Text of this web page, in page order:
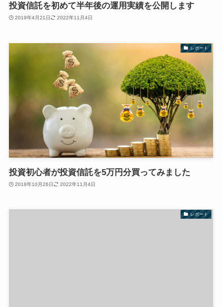
投資信託を初めて半年後の運用実績を公開します
2019年4月21日 2022年11月4日
レポート
投資初心者が投資信託を5万円分買ってみました
2018年10月26日 2022年11月4日
レポート